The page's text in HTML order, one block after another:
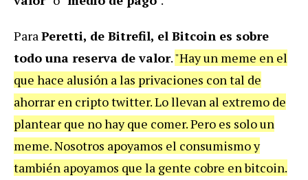
ParaPeretti, de Bitrefil, el Bitcoin es sobre
todo una reserva de valor."Hay un meme en el
que hace alusión a las privaciones con tal de
ahorrar en cripto twitter. Lo llevan al extremo de
plantear que no hay que comer. Pero es solo un
meme. Nosotros apoyamos el consumismo y
también apoyamos que la gente cobre en bitcoin.